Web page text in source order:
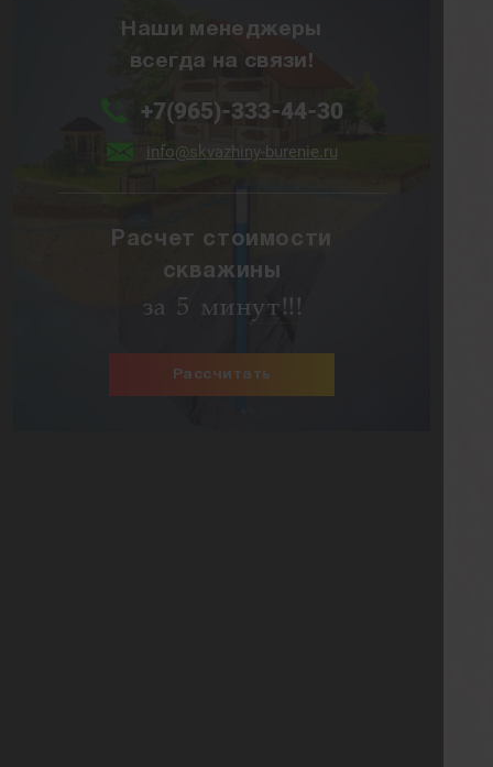
Наши менеджеры
всегда на связи!
+7(965)-333-44-30
info@skvazhiny-burenie.ru
Расчет стоимости
скважины
за 5 минут!!!
Рассчитать